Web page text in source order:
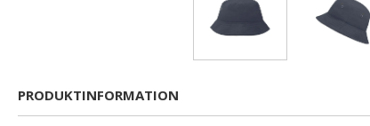
PRODUKTINFORMATION